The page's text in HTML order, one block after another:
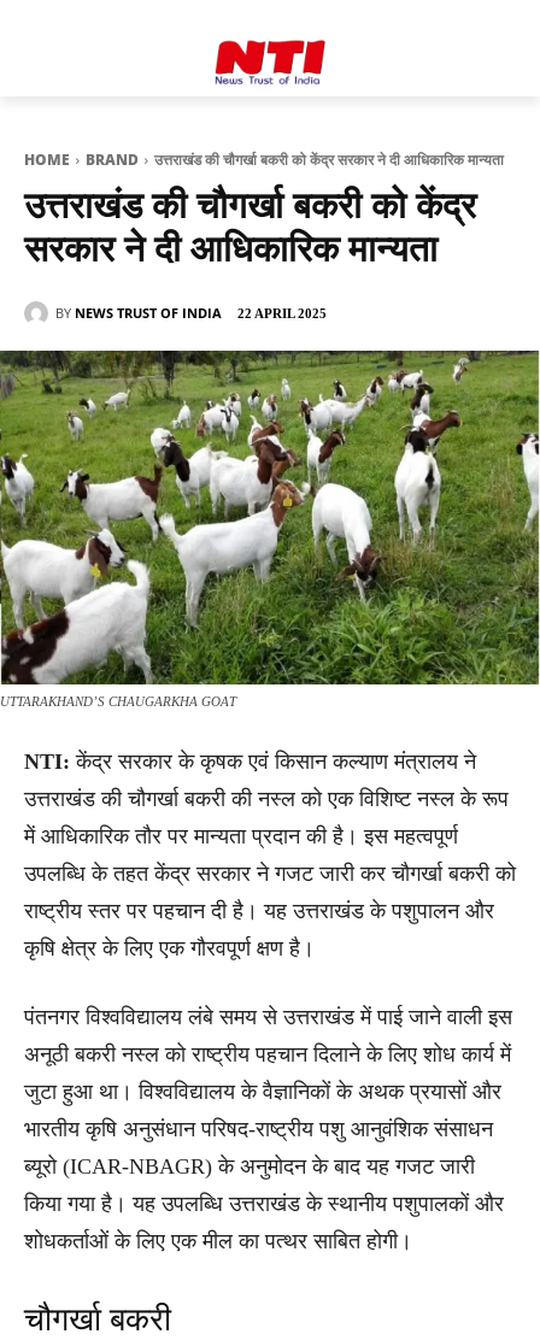
HOME BRAND उत्तराखंड की चौगर्खा बकरी को केंद्र सरकार ने दी आधिकारिक मान्यता
उत्तराखंड की चौगर्खा बकरी को केंद्र
सरकार ने दी आधिकारिक मान्यता
BY NEWS TRUST OF INDIA 22 APRIL 2025
UTTARAKHAND’S CHAUGARKHA GOAT
NTI: केंद्र सरकार के कृषक एवं किसान कल्याण मंत्रालय ने
उत्तराखंड की चौगर्खा बकरी की नस्ल को एक विशिष्ट नस्ल के रूप
में आधिकारिक तौर पर मान्यता प्रदान की है। इस महत्वपूर्ण
उपलब्धि के तहत केंद्र सरकार ने गजट जारी कर चौगर्खा बकरी को
राष्ट्रीय स्तर पर पहचान दी है। यह उत्तराखंड के पशुपालन और
कृषि क्षेत्र के लिए एक गौरवपूर्ण क्षण है।
पंतनगर विश्वविद्यालय लंबे समय से उत्तराखंड में पाई जाने वाली इस
अनूठी बकरी नस्ल को राष्ट्रीय पहचान दिलाने के लिए शोध कार्य में
जुटा हुआ था। विश्वविद्यालय के वैज्ञानिकों के अथक प्रयासों और
भारतीय कृषि अनुसंधान परिषद-राष्ट्रीय पशु आनुवंशिक संसाधन
ब्यूरो (ICAR-NBAGR) के अनुमोदन के बाद यह गजट जारी
किया गया है। यह उपलब्धि उत्तराखंड के स्थानीय पशुपालकों और
शोधकर्ताओं के लिए एक मील का पत्थर साबित होगी।
चौगर्खा बकरी